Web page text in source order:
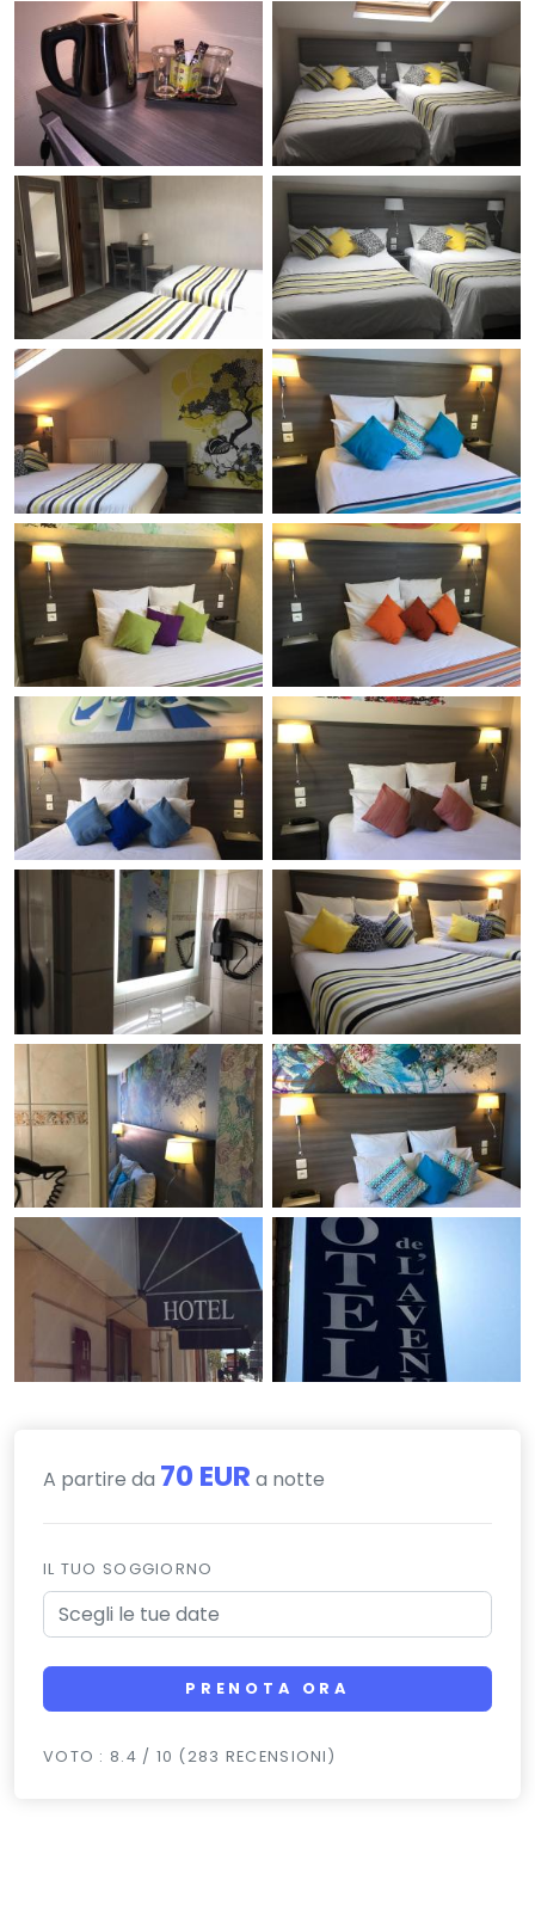
A partire da 70 EUR a notte
IL TUO SOGGIORNO
PRENOTA ORA
VOTO : 8.4 / 10 (283 RECENSIONI)